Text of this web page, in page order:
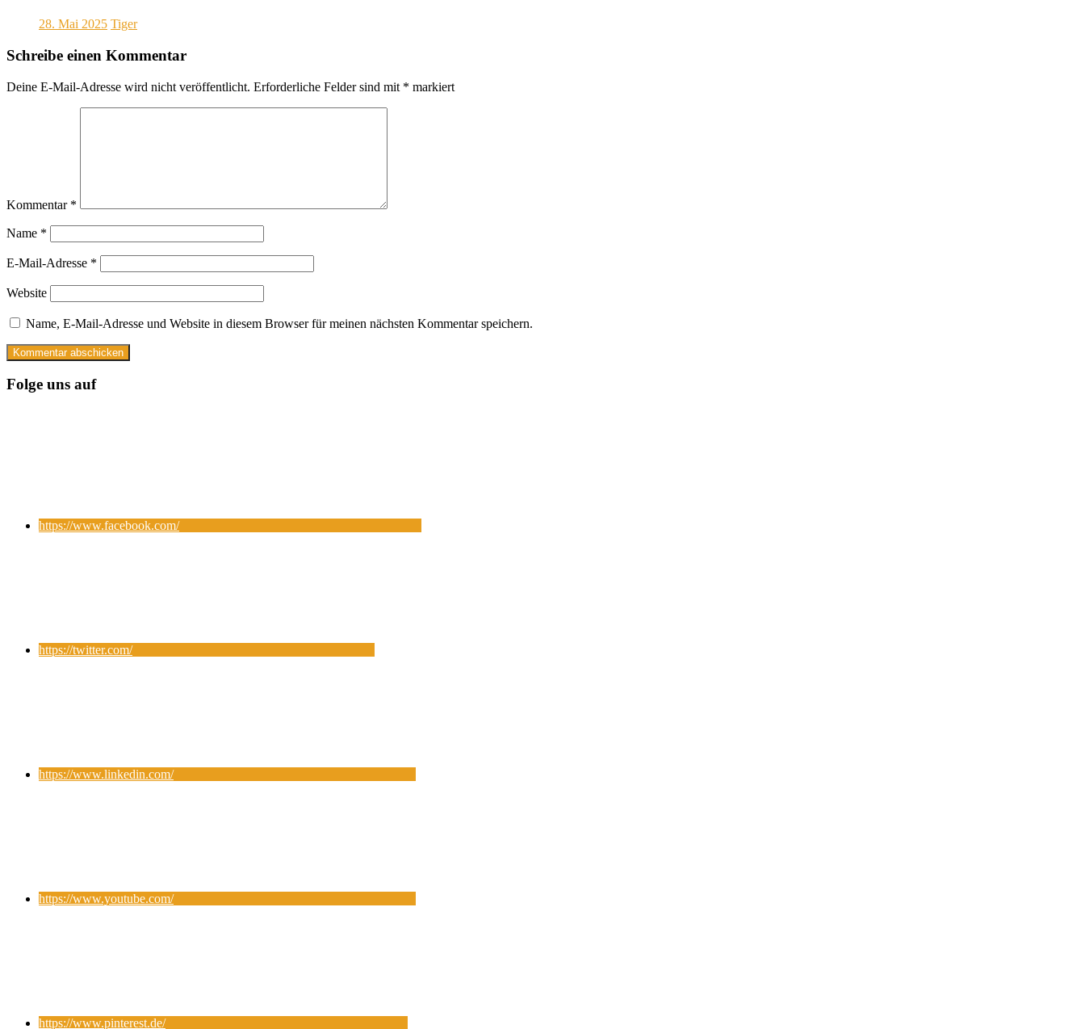
28. Mai 2025 Tiger
Schreibe einen Kommentar
Deine E-Mail-Adresse wird nicht veröffentlicht. Erforderliche Felder sind mit * markiert
Kommentar *
Name *
E-Mail-Adresse *
Website
Name, E-Mail-Adresse und Website in diesem Browser für meinen nächsten Kommentar speichern.
Folge uns auf
https://www.facebook.com/
https://twitter.com/
https://www.linkedin.com/
https://www.youtube.com/
https://www.pinterest.de/